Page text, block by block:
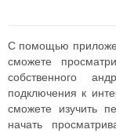
С помощью
сможете
собственного
подключения к
сможете изучить
начать